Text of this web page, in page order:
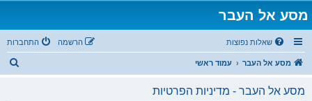
מסע אל העבר
שאלות נפוצות התחברות הרשמה
מסע אל העבר עמוד ראשי
מסע אל העבר - מדיניות הפרטיות